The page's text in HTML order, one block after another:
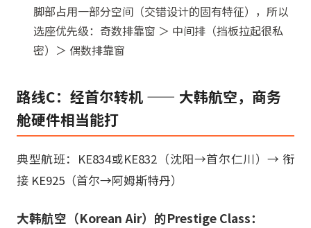
脚部占用一部分空间（交错设计的固有特征），所以
选座优先级：奇数排靠窗 ＞ 中间排（挡板拉起很私
密）＞ 偶数排靠窗
路线C：经首尔转机 —— 大韩航空，商务
舱硬件相当能打
典型航班：KE834或KE832（沈阳→首尔仁川）→ 衔
接 KE925（首尔→阿姆斯特丹）
大韩航空（Korean Air）的Prestige Class：